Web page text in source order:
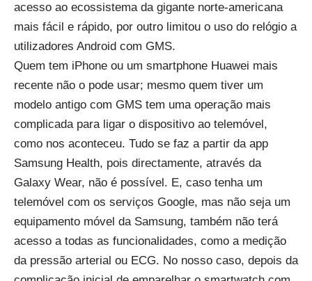
acesso ao ecossistema da gigante norte-americana
mais fácil e rápido, por outro limitou o uso do relógio a
utilizadores Android com GMS.
Quem tem iPhone ou um smartphone Huawei mais
recente não o pode usar; mesmo quem tiver um
modelo antigo com GMS tem uma operação mais
complicada para ligar o dispositivo ao telemóvel,
como nos aconteceu. Tudo se faz a partir da app
Samsung Health, pois directamente, através da
Galaxy Wear, não é possível. E, caso tenha um
telemóvel com os serviços Google, mas não seja um
equipamento móvel da Samsung, também não terá
acesso a todas as funcionalidades, como a medição
da pressão arterial ou ECG. No nosso caso, depois da